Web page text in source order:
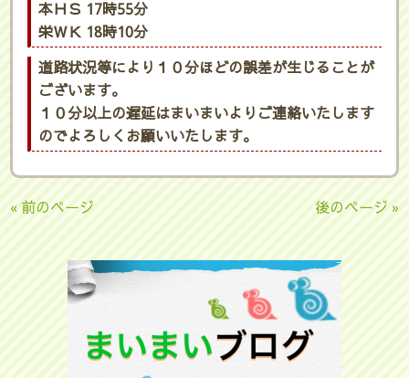
本ＨＳ 17時55分
栄ＷＫ 18時10分
道路状況等により１０分ほどの誤差が生じることが
ございます。
１０分以上の遅延はまいまいよりご連絡いたします
のでよろしくお願いいたします。
« 前のページ 後のページ »